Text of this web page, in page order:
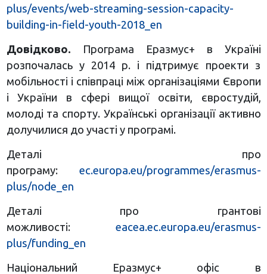
plus/events/web-streaming-session-capacity-
building-in-field-youth-2018_en
Довідково.
Програма Еразмус+ в Україні
розпочалась у 2014 р. і підтримує проекти з
мобільності і співпраці між організаціями Європи
і України в сфері вищої освіти, євростудій,
молоді та спорту. Українські організації активно
долучилися до участі у програмі.
Деталі про
програму: ec.europa.eu/programmes/erasmus-
plus/node_en
Деталі про грантові
можливості: eacea.ec.europa.eu/erasmus-
plus/funding_en
Національний Еразмус+ офіс в